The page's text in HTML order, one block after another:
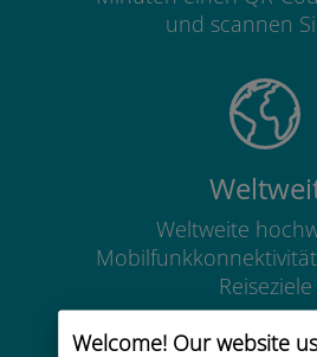
Welcome! Our website
und scannen
Weltweite
Reiseziele